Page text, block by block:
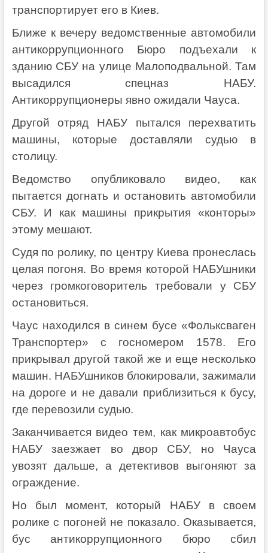
транспортирует его в Киев.
Ближе к вечеру ведомственные автомобили
антикоррупционного Бюро подъехали к
зданию СБУ на улице Малоподвальной. Там
высадился спецназ НАБУ.
Антикоррупционеры явно ожидали Чауса.
Другой отряд НАБУ пытался перехватить
машины, которые доставляли судью в
столицу.
Ведомство опубликовало видео, как
пытается догнать и остановить автомобили
СБУ. И как машины прикрытия «конторы»
этому мешают.
Судя по ролику, по центру Киева пронеслась
целая погоня. Во время которой НАБУшники
через громкоговоритель требовали у СБУ
остановиться.
Чаус находился в синем бусе «Фольксваген
Транспортер» с госномером 1578. Его
прикрывал другой такой же и еще несколько
машин. НАБУшников блокировали, зажимали
на дороге и не давали приблизиться к бусу,
где перевозили судью.
Заканчивается видео тем, как микроавтобус
НАБУ заезжает во двор СБУ, но Чауса
увозят дальше, а детективов выгоняют за
ограждение.
Но был момент, который НАБУ в своем
ролике с погоней не показало. Оказывается,
бус антикоррупционного бюро сбил